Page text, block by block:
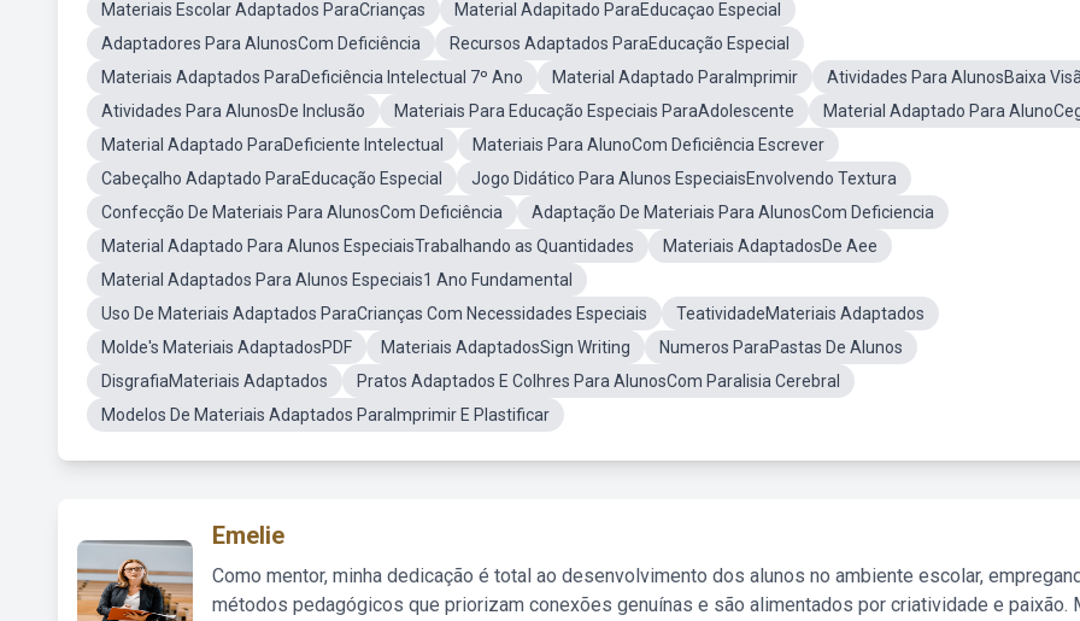
Materiais Escolar Adaptados ParaCrianças
Material Adapitado ParaEducaçao Especial
Adaptadores Para AlunosCom Deficiência
Recursos Adaptados ParaEducação Especial
Materiais Adaptados ParaDeficiência Intelectual 7º Ano
Material Adaptado ParaImprimir
Atividades Para AlunosBaixa
Atividades Para AlunosDe Inclusão
Materiais Para Educação Especiais ParaAdolescente
Material Adaptado Para
Material Adaptado ParaDeficiente Intelectual
Materiais Para AlunoCom Deficiência Escrever
Cabeçalho Adaptado ParaEducação Especial
Jogo Didático Para Alunos EspeciaisEnvolvendo Textura
Confecção De Materiais Para AlunosCom Deficiência
Adaptação De Materiais Para AlunosCom Deficiencia
Material Adaptado Para Alunos EspeciaisTrabalhando as Quantidades
Materiais AdaptadosDe Aee
Material Adaptados Para Alunos Especiais1 Ano Fundamental
Uso De Materiais Adaptados ParaCrianças Com Necessidades Especiais
TeatividadeMateriais Adaptados
Molde's Materiais AdaptadosPDF
Materiais AdaptadosSign Writing
Numeros ParaPastas De Alunos
DisgrafiaMateriais Adaptados
Pratos Adaptados E Colhres Para AlunosCom Paralisia Cerebral
Modelos De Materiais Adaptados ParaImprimir E Plastificar
Emelie
Como mentor, minha dedicação é total ao desenvolvimento dos alunos no ambiente escolar,
métodos pedagógicos que priorizam conexões genuínas e são alimentados por criatividade e paixão.